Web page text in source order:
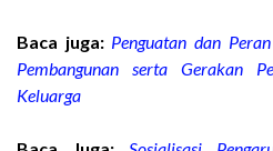
Baca juga: Penguatan dan
Pembangunan serta Gerakan
Keluarga